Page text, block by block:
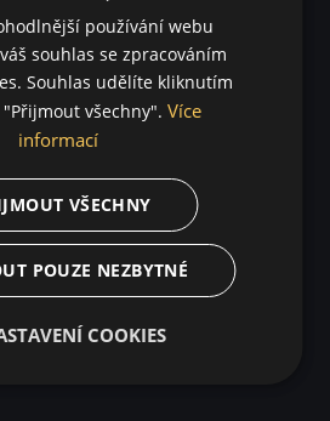
používání webu
souhlas se zpracováním
Souhlas udělíte kliknutím
všechny". Více
informací
VŠECHNY
POUZE NEZBYTNÉ
COOKIES